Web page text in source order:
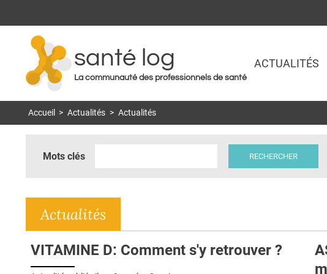
santé log
La communauté des professionnels de santé
ACTUALITÉS
Accueil > Actualités > Actualités
Mots clés
Actualités
VITAMINE D: Comment s'y retrouver ?